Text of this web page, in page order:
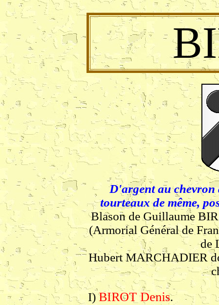
D'argent au chevron
tourteaux de même,
Blason de Guillaume
(Armorial Général de
de
Hubert MARCHADIER
I)BIROT Denis.